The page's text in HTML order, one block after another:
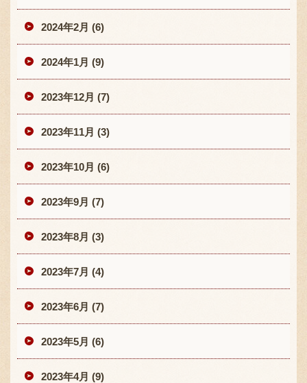
2024年2月 (6)
2024年1月 (9)
2023年12月 (7)
2023年11月 (3)
2023年10月 (6)
2023年9月 (7)
2023年8月 (3)
2023年7月 (4)
2023年6月 (7)
2023年5月 (6)
2023年4月 (9)